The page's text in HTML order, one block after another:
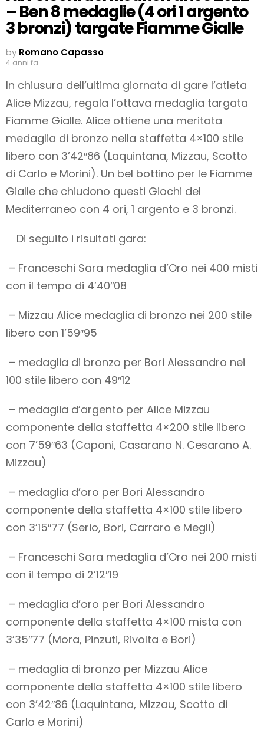
– Ben 8 medaglie (4 ori 1 argento
3 bronzi) targate Fiamme Gialle
by Romano Capasso
4 anni fa
In chiusura dell’ultima giornata di gare l’atleta
Alice Mizzau, regala l’ottava medaglia targata
Fiamme Gialle. Alice ottiene una meritata
medaglia di bronzo nella staffetta 4×100 stile
libero con 3’42″86 (Laquintana, Mizzau, Scotto
di Carlo e Morini). Un bel bottino per le Fiamme
Gialle che chiudono questi Giochi del
Mediterraneo con 4 ori, 1 argento e 3 bronzi.
Di seguito i risultati gara:
– Franceschi Sara medaglia d’Oro nei 400 misti
con il tempo di 4’40″08
– Mizzau Alice medaglia di bronzo nei 200 stile
libero con 1’59″95
– medaglia di bronzo per Bori Alessandro nei
100 stile libero con 49″12
– medaglia d’argento per Alice Mizzau
componente della staffetta 4×200 stile libero
con 7’59″63 (Caponi, Casarano N. Cesarano A.
Mizzau)
– medaglia d’oro per Bori Alessandro
componente della staffetta 4×100 stile libero
con 3’15″77 (Serio, Bori, Carraro e Megli)
– Franceschi Sara medaglia d’Oro nei 200 misti
con il tempo di 2’12″19
– medaglia d’oro per Bori Alessandro
componente della staffetta 4×100 mista con
3’35″77 (Mora, Pinzuti, Rivolta e Bori)
– medaglia di bronzo per Mizzau Alice
componente della staffetta 4×100 stile libero
con 3’42″86 (Laquintana, Mizzau, Scotto di
Carlo e Morini)